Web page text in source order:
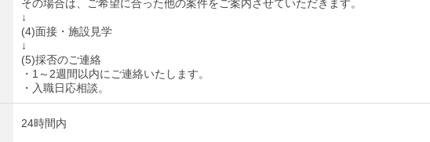
その場合は、ご希望に合った他の案件をご案内させていただきます。
↓
(4)面接・施設見学
↓
(5)採否のご連絡
・1～2週間以内にご連絡いたします。
・入職日応相談。
24時間内